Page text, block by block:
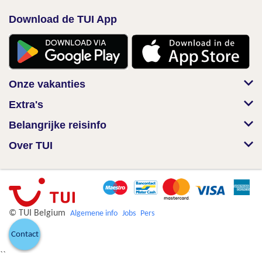
Download de TUI App
Onze vakanties
Extra's
Belangrijke reisinfo
Over TUI
© TUI Belgium Algemene info Jobs Pers
Contact